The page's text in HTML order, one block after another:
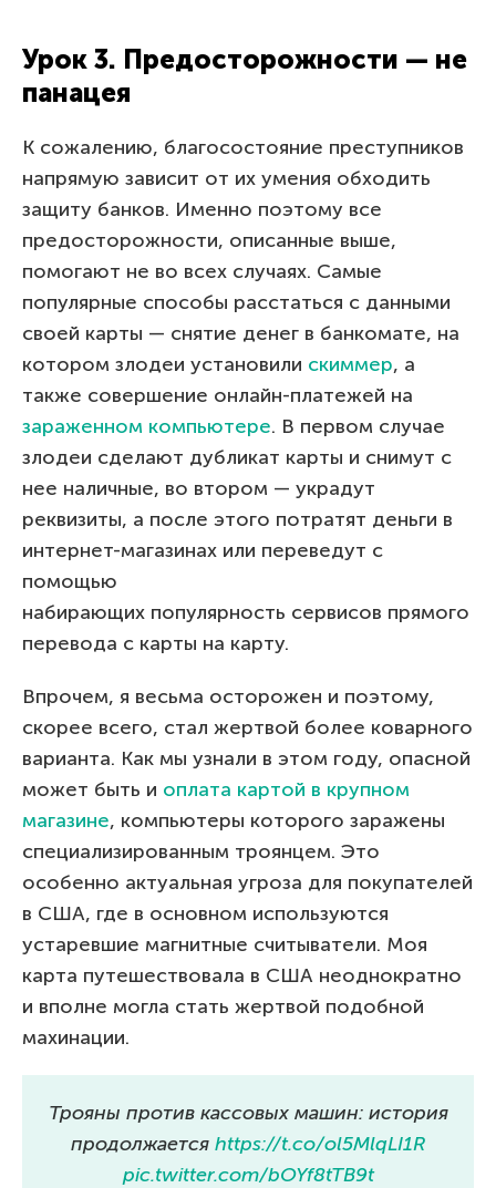
Урок 3. Предосторожности — не
панацея
К сожалению, благосостояние преступников
напрямую зависит от их умения обходить
защиту банков. Именно поэтому все
предосторожности, описанные выше,
помогают не во всех случаях. Самые
популярные способы расстаться с данными
своей карты — снятие денег в банкомате, на
котором злодеи установили скиммер, а
также совершение онлайн-платежей на
зараженном компьютере. В первом случае
злодеи сделают дубликат карты и снимут с
нее наличные, во втором — украдут
реквизиты, а после этого потратят деньги в
интернет-магазинах или переведут с
помощью
набирающих популярность сервисов прямого
перевода с карты на карту.
Впрочем, я весьма осторожен и поэтому,
скорее всего, стал жертвой более коварного
варианта. Как мы узнали в этом году, опасной
может быть и оплата картой в крупном
магазине, компьютеры которого заражены
специализированным троянцем. Это
особенно актуальная угроза для покупателей
в США, где в основном используются
устаревшие магнитные считыватели. Моя
карта путешествовала в США неоднократно
и вполне могла стать жертвой подобной
махинации.
Трояны против кассовых машин: история
продолжается https://t.co/ol5MlqLI1R
pic.twitter.com/bOYf8tTB9t